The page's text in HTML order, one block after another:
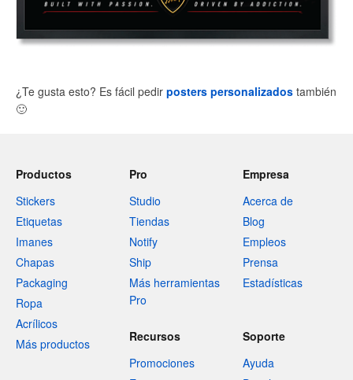
¿Te gusta esto? Es fácil pedir posters personalizados también
🙂
Productos
Stickers
Etiquetas
Imanes
Chapas
Packaging
Ropa
Acrílicos
Más productos
Pro
Studio
Tiendas
Notify
Ship
Más herramientas
Pro
Empresa
Acerca de
Blog
Empleos
Prensa
Estadísticas
Recursos
Promociones
Soporte
Ayuda